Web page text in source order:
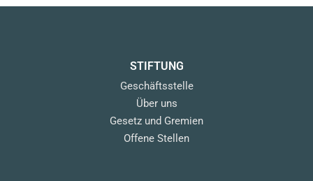
STIFTUNG
Geschäftsstelle
Über uns
Gesetz und Gremien
Offene Stellen